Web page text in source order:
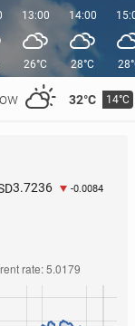
32°C 14°C
13:00
26°C
14:00
28°C
3.7236 -0.0084